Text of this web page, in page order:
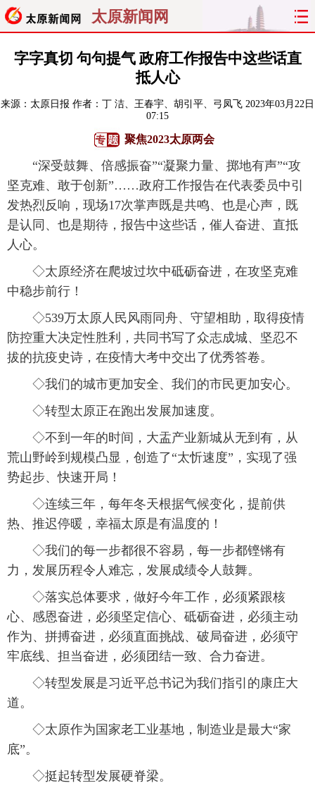
太原新闻网
首页 聚焦 太原 山西
旅游 理财 政务 教育
看天下 晋月读 最太原 网罗民生
太原日报 太原晚报 热评 社区
字字真切 句句提气 政府工作报告中这些话直
抵人心
来源： 太原日报 作者：丁 洁、王春宇、胡引平、弓凤飞 2023年03月22日
07:15
聚焦2023太原两会
“深受鼓舞、倍感振奋”“凝聚力量、掷地有声”“攻
坚克难、敢于创新”……政府工作报告在代表委员中引
发热烈反响，现场17次掌声既是共鸣、也是心声，既
是认同、也是期待，报告中这些话，催人奋进、直抵
人心。
◇太原经济在爬坡过坎中砥砺奋进，在攻坚克难
中稳步前行！
◇539万太原人民风雨同舟、守望相助，取得疫情
防控重大决定性胜利，共同书写了众志成城、坚忍不
拔的抗疫史诗，在疫情大考中交出了优秀答卷。
◇我们的城市更加安全、我们的市民更加安心。
◇转型太原正在跑出发展加速度。
◇不到一年的时间，大盂产业新城从无到有，从
荒山野岭到规模凸显，创造了“太忻速度”，实现了强
势起步、快速开局！
◇连续三年，每年冬天根据气候变化，提前供
热、推迟停暖，幸福太原是有温度的！
◇我们的每一步都很不容易，每一步都铿锵有
力，发展历程令人难忘，发展成绩令人鼓舞。
◇落实总体要求，做好今年工作，必须紧跟核
心、感恩奋进，必须坚定信心、砥砺奋进，必须主动
作为、拼搏奋进，必须直面挑战、破局奋进，必须守
牢底线、担当奋进，必须团结一致、合力奋进。
◇转型发展是习近平总书记为我们指引的康庄大
道。
◇太原作为国家老工业基地，制造业是最大“家
底”。
◇挺起转型发展硬脊梁。